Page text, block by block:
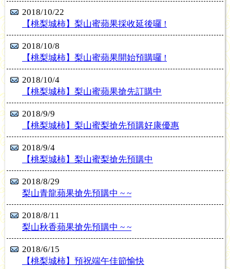
2018/10/22
【桃梨城柿】梨山蜜蘋果採收延後囉 !
2018/10/8
【桃梨城柿】梨山蜜蘋果開始預購囉 !
2018/10/4
【桃梨城柿】梨山蜜蘋果搶先訂購中
2018/9/9
【桃梨城柿】梨山蜜梨搶先預購好康優惠
2018/9/4
【桃梨城柿】梨山蜜梨搶先預購中
2018/8/29
梨山青龍蘋果搶先預購中 ~ ~
2018/8/11
梨山秋香蘋果搶先預購中 ~ ~
2018/6/15
【桃梨城柿】預祝端午佳節愉快